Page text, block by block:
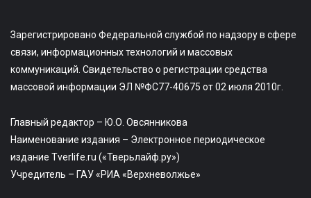
Зарегистрировано Федеральной службой по надзору в сфере
связи, информационных технологий и массовых
коммуникаций. Свидетельство о регистрации средства
массовой информации ЭЛ №ФС77-40675 от 02 июля 2010г.
Главный редактор – Ю.О. Овсянникова
Наименование издания – Электронное периодическое
издание Tverlife.ru («Тверьлайф.ру»)
Учредитель – ГАУ «РИА «Верхневолжье»